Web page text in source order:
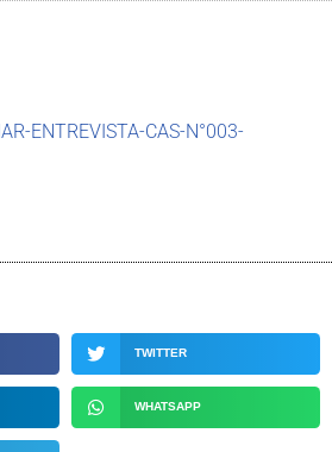
ENTREVISTA-CAS-N°003-
TWITTER
WHATSAPP